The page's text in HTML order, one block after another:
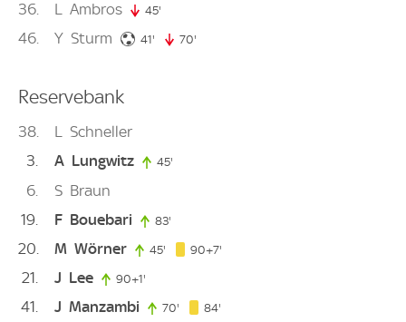
36 L Ambros 45'
46 Y Sturm 41' 41. minute
70'
Reservebank
38 L Schneller
3
A Lungwitz 45'
6 S Braun
19
F Bouebari 83'
20 M Wörner 45' 45. minute
90+7'
21 J Lee 90+1'
41 J Manzambi 70' 70. minute
84'